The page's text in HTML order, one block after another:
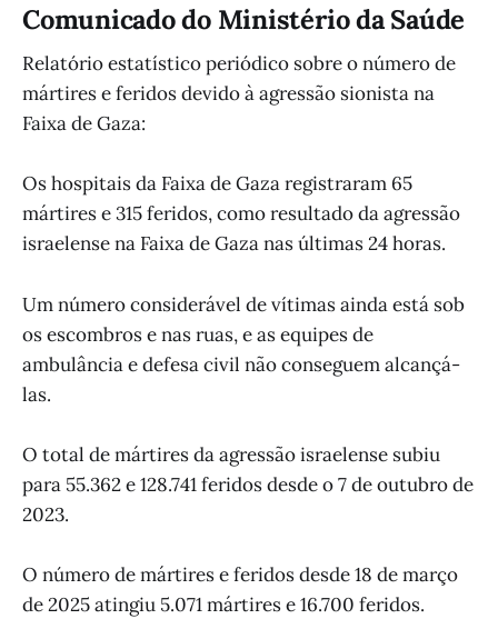
Comunicado do Ministério da Saúde
Relatório estatístico periódico sobre o número de
mártires e feridos devido à agressão sionista na
Faixa de Gaza:
Os hospitais da Faixa de Gaza registraram 65
mártires e 315 feridos, como resultado da agressão
israelense na Faixa de Gaza nas últimas 24 horas.
Um número considerável de vítimas ainda está sob
os escombros e nas ruas, e as equipes de
ambulância e defesa civil não conseguem alcançá-
las.
O total de mártires da agressão israelense subiu
para 55.362 e 128.741 feridos desde o 7 de outubro de
2023.
O número de mártires e feridos desde 18 de março
de 2025 atingiu 5.071 mártires e 16.700 feridos.